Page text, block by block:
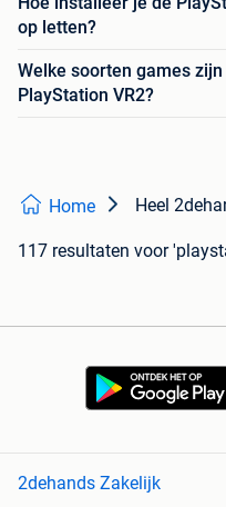
op letten?
Welke soorten games
PlayStation VR2?
Home Heel
117 resultaten voor
2dehands Zakelijk